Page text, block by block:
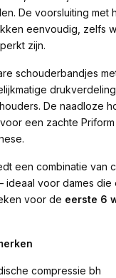
De voorsluiting met
eenvoudig, zelfs
zijn.
schouderbandjes
De naadloze
een zachte
een combinatie van
ideaal voor dames die
voor de eerste 6
compressie bh